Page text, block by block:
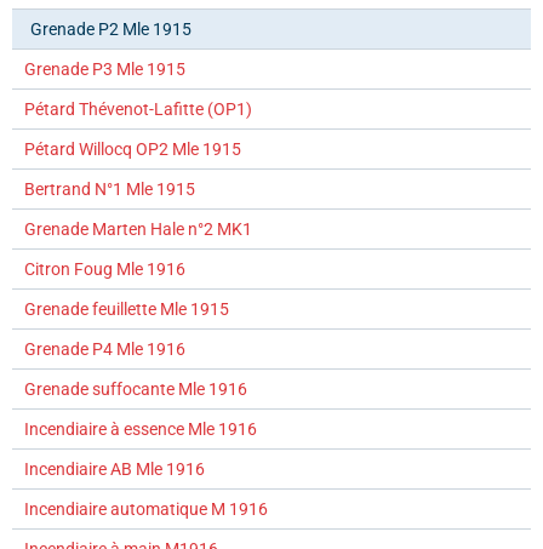
Grenade P2 Mle 1915
Grenade P3 Mle 1915
Pétard Thévenot-Lafitte (OP1)
Pétard Willocq OP2 Mle 1915
Bertrand N°1 Mle 1915
Grenade Marten Hale n°2 MK1
Citron Foug Mle 1916
Grenade feuillette Mle 1915
Grenade P4 Mle 1916
Grenade suffocante Mle 1916
Incendiaire à essence Mle 1916
Incendiaire AB Mle 1916
Incendiaire automatique M 1916